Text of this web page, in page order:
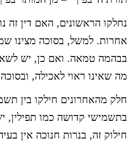
נחלקו הראשונים, האם דין זה
אחרות. למשל, בסוכה מצינו
בבהמה טמאה. ואם כן, יש
מה שאינו ראוי לאכילה,
חלק מהאחרונים חילקו בין
בתשמישי קדושה כמו תפילין,
חילוק זה, בנרות חנוכה אין